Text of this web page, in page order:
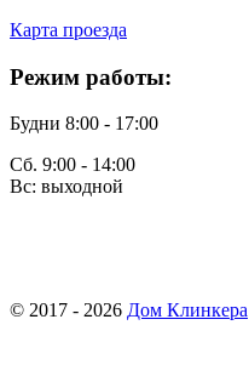
Карта проезда
Режим работы:
Будни 8:00 - 17:00
Сб. 9:00 - 14:00
Вс: выходной
© 2017 - 2026 Дом Клинкера